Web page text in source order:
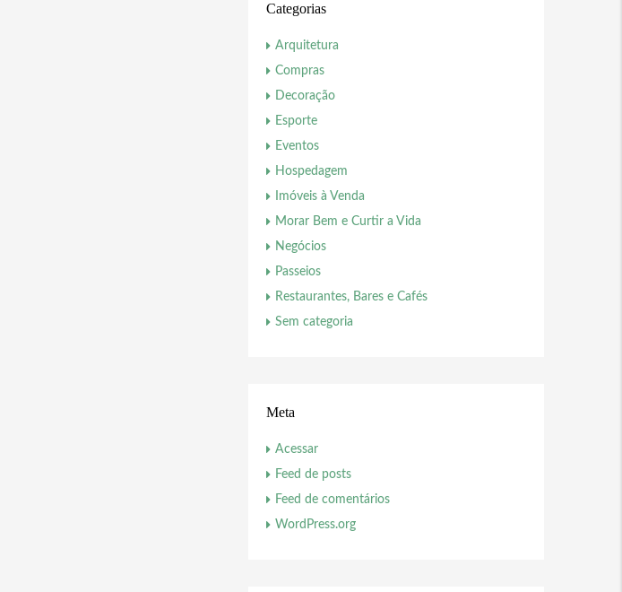
Categorias
Arquitetura
Compras
Decoração
Esporte
Eventos
Hospedagem
Imóveis à Venda
Morar Bem e Curtir a Vida
Negócios
Passeios
Restaurantes, Bares e Cafés
Sem categoria
Meta
Acessar
Feed de posts
Feed de comentários
WordPress.org